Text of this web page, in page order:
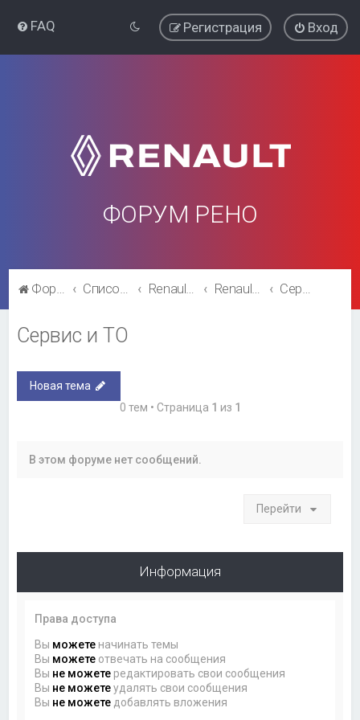
FAQ Вход
Регистрация
ФОРУМ РЕНО
Форум Рено Список форумов Renault Kaptur Renault Kaptur Сервис и ТО
Сервис и ТО
Новая тема
0 тем • Страница 1 из 1
В этом форуме нет сообщений.
Перейти
Информация
Права доступа
Вы можете начинать темы
Вы можете отвечать на сообщения
Вы не можете редактировать свои сообщения
Вы не можетеудалять свои сообщения
Вы не можете добавлять вложения